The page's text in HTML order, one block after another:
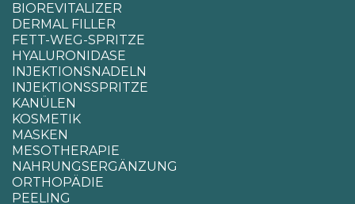
BIOREVITALIZER
DERMAL FILLER
FETT-WEG-SPRITZE
HYALURONIDASE
INJEKTIONSNADELN
INJEKTIONSSPRITZE
KANÜLEN
KOSMETIK
MASKEN
MESOTHERAPIE
NAHRUNGSERGÄNZUNG
ORTHOPÄDIE
PEELING